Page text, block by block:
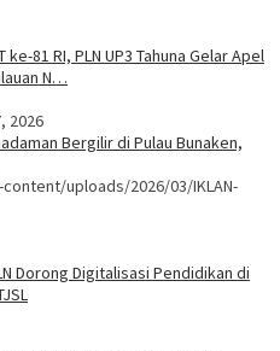
81 RI, PLN UP3 Tahuna Gelar Apel
N…
2026
Bergilir di Pulau Bunaken,
uploads/2026/03/IKLAN-
Dorong Digitalisasi Pendidikan di